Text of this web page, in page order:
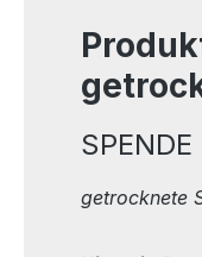
getrocknete